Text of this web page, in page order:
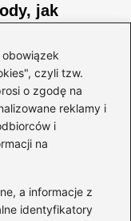
czyli tzw.
o zgodę na
reklamy i
i
na
a informacje z
identyfikatory
jak
90 dni
jak dobrać